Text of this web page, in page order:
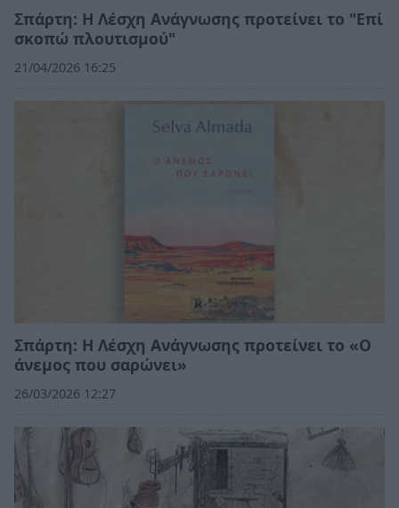
Σπάρτη: Η Λέσχη Ανάγνωσης προτείνει το "Επί
σκοπώ πλουτισμού"
21/04/2026 16:25
Σπάρτη: Η Λέσχη Ανάγνωσης προτείνει το «Ο
άνεμος που σαρώνει»
26/03/2026 12:27